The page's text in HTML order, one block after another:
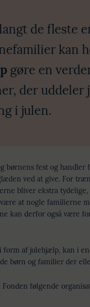
de fleste
kan
gøre en
der
i julen.
børnens fest og handler
ved at give. For
bliver ekstra
at nogle familierne
kan derfor også være
form af julehjælp, kan i
børn og familier der
følgende